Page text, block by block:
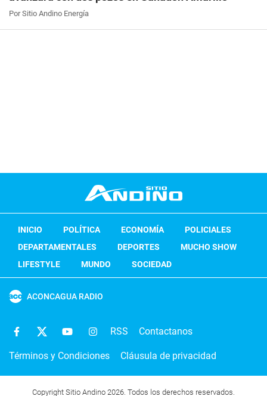
Por Sitio Andino Energía
INICIO POLÍTICA ECONOMÍA
POLICIALES
DEPARTAMENTALES
DEPORTES
MUCHO SHOW
LIFESTYLE
MUNDO SOCIEDAD
ACONCAGUA RADIO
RSS Contactanos
Términos y Condiciones Cláusula de privacidad
Copyright Sitio Andino 2026. Todos los derechos reservados.